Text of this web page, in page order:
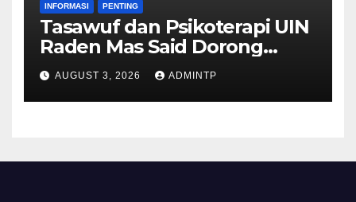
INFORMASI PENTING
Tasawuf dan Psikoterapi UIN
Raden Mas Said Dorong
Peningkatan Kualitas Skripsi
dengan Memperluas Area
Penelitian
AUGUST 3, 2026 ADMINTP